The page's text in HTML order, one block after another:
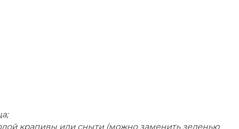
крапивы или сныти (можно заменить зеленью